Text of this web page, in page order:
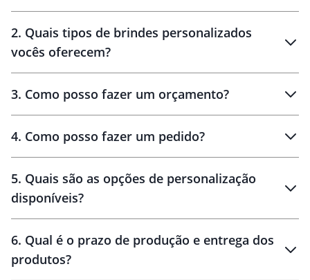
Brindes personalizados
2. Quais tipos de brindes personalizados
vocês oferecem?
personalizados
3. Como posso fazer um orçamento?
brinde
personalização
4. Como posso fazer um pedido?
amostra virtual
5. Quais são as opções de personalização
disponíveis?
6. Qual é o prazo de produção e entrega dos
produtos?